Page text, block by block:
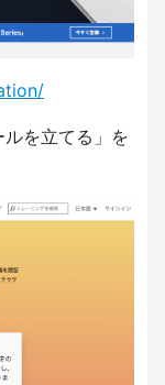
を立てる」を